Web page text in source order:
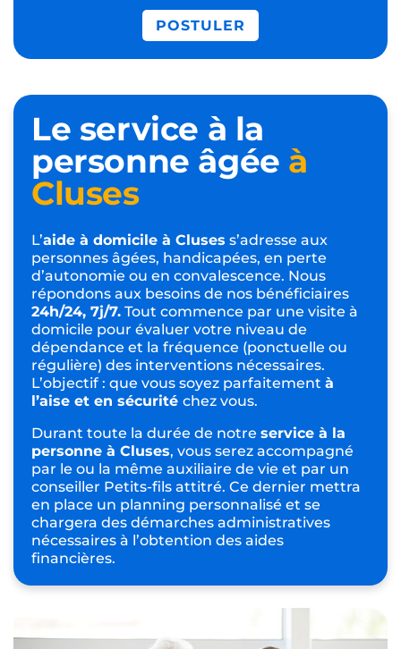
POSTULER
Le service à la
personne âgée à
Cluses
L’aide à domicile à Cluses s’adresse aux
personnes âgées, handicapées, en perte
d’autonomie ou en convalescence. Nous
répondons aux besoins de nos bénéficiaires
24h/24, 7j/7. Tout commence par une visite à
domicile pour évaluer votre niveau de
dépendance et la fréquence (ponctuelle ou
régulière) des interventions nécessaires.
L’objectif : que vous soyez parfaitement à
l’aise et en sécurité chez vous.
Durant toute la durée de notre service à la
personne à Cluses, vous serez accompagné
par le ou la même auxiliaire de vie et par un
conseiller Petits-fils attitré. Ce dernier mettra
en place un planning personnalisé et se
chargera des démarches administratives
nécessaires à l’obtention des aides
financières.